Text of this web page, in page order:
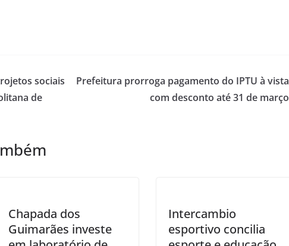
sociais
de
Prefeitura prorroga pagamento do IPTU à vista
com desconto até 31 de março
Chapada dos
Guimarães investe
Intercambio
esportivo concilia